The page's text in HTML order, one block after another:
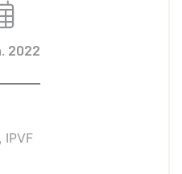
2022
IPVF